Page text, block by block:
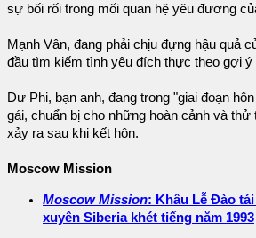
sự bối rối trong mối quan hệ yêu đương
Mạnh Vân, đang phải chịu đựng hậu quả
đầu tìm kiếm tình yêu đích thực theo gợi ý
Dư Phi, bạn anh, đang trong "giai đoạn
gái, chuẩn bị cho những hoàn cảnh và thử
xảy ra sau khi kết hôn.
Moscow Mission
Moscow Mission: Khâu Lễ Đào
xuyên Siberia khét tiếng năm 1993